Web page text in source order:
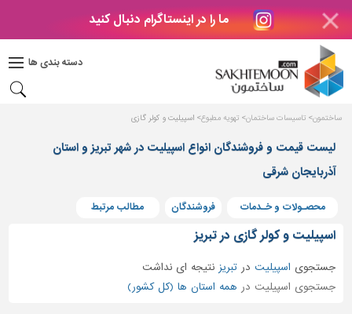
ما را در اینستاگرام دنبال کنید
دسته بندی ها
دکوراسیون
بتن
های
بتنی
درب
پنجره
مصالح
پله،
نرده
ساختمون تاسیسات ساختمان تهویه مطبوع اسپیلیت و کولر گازی
لیست قیمت و فروشندگان انواع اسپیلیت در شهر تبریز و استان
آذربایجان شرقی
محصـولات و خـدمات فروشندگان مطالب مرتبط
اسپیلیت و کولر گازی در تبریز
جستجوی اسپیلیت درتبریز نتیجه ای نداشت
جستجوی اسپیلیت در همه استان ها (کل کشور)